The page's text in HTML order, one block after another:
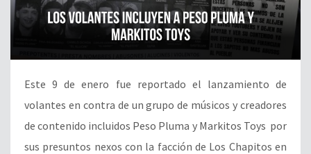
Este 9 de enero fue reportado el lanzamiento de
volantes en contra de un grupo de músicos y creadores
de contenido incluidos Peso Pluma y Markitos Toys por
sus presuntos nexos con la facción de Los Chapitos en